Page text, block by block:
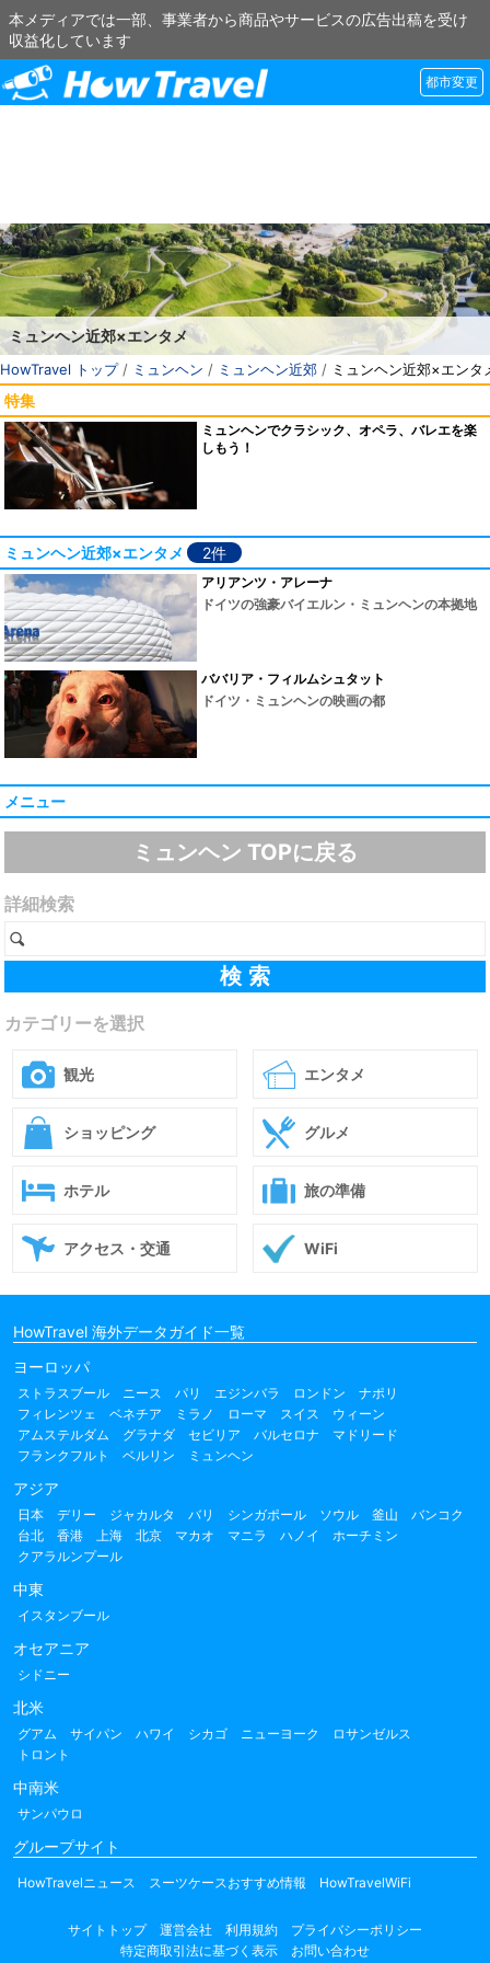
本メディアでは一部、事業者から商品やサービスの広告出稿を受け
収益化しています
都市変更
ミュンヘン近郊×エンタメ
HowTravel トップ/ ミュンヘン / ミュンヘン近郊 / ミュンヘン近郊×エンタ
特集
ミュンヘンでクラシック、オペラ、バレエを楽
しもう！
ミュンヘン近郊×エンタメ 2件
アリアンツ・アレーナ
ドイツの強豪バイエルン・ミュンヘンの本拠地
ババリア・フィルムシュタット
ドイツ・ミュンヘンの映画の都
メニュー
ミュンヘン TOPに戻る
詳細検索
カテゴリーを選択
観光 エンタメ
ショッピング グルメ
ホテル 旅の準備
アクセス・交通 WiFi
HowTravel 海外データガイド一覧
ヨーロッパ
ストラスブール ニース パリ エジンバラ ロンドン
ナポリ
フィレンツェ
ベネチア ミラノ ローマ スイス
ウィーン
アムステルダム
グラナダ セビリア バルセロナ
マドリード
フランクフルト
ベルリン ミュンヘン
アジア
日本 デリー ジャカルタ バリ シンガポール ソウル 釜山
バンコク
台北
香港 上海 北京 マカオ マニラ ハノイ
ホーチミン
クアラルンプール
中東
イスタンブール
オセアニア
シドニー
北米
グアム サイパン ハワイ シカゴ ニューヨーク
ロサンゼルス
トロント
中南米
サンパウロ
グループサイト
HowTravelニュース スーツケースおすすめ情報 HowTravelWiFi
サイトトップ 運営会社 利用規約
プライバシーポリシー
特定商取引法に基づく表示
お問い合わせ